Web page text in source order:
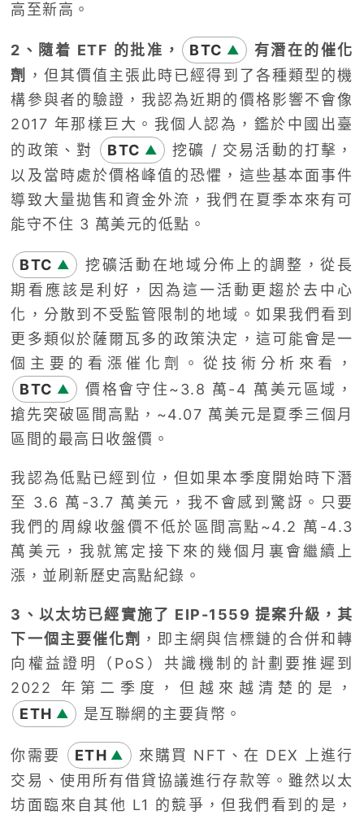
高至新高。
2、隨着 ETF 的批准， BTC ▲
有潛在的催化
劑
，但其價值主張此時已經得到了各種類型的機
構參與者的驗證，我認為近期的價格影響不會像
2017 年那樣巨大。我個人認為，鑑於中國出臺
的政策、對
BTC ▲
挖礦 / 交易活動的打擊，
以及當時處於價格峰值的恐懼，這些基本面事件
導致大量拋售和資金外流，我們在夏季本來有可
能守不住 3 萬美元的低點。
BTC ▲
挖礦活動在地域分佈上的調整，從長
期看應該是利好，因為這一活動更趨於去中心
化，分散到不受監管限制的地域。如果我們看到
更多類似於薩爾瓦多的政策決定，這可能會是一
個主要的看漲催化劑。從技術分析來看，
BTC ▲
價格會守住~3.8 萬-4 萬美元區域，
搶先突破區間高點，~4.07 萬美元是夏季三個月
區間的最高日收盤價。
我認為低點已經到位，但如果本季度開始時下潛
至 3.6 萬-3.7 萬美元，我不會感到驚訝。只要
我們的周線收盤價不低於區間高點~4.2 萬-4.3
萬美元，我就篤定接下來的幾個月裏會繼續上
漲，並刷新歷史高點紀錄。
3、以太坊已經實施了 EIP-1559 提案升級，其
下一個主要催化劑 ，即主網與信標鏈的合併和轉
向權益證明（PoS）共識機制的計劃要推遲到
2022 年第二季度，但越來越清楚的是，
ETH ▲ 是互聯網的主要貨幣。
你需要 ETH ▲
來購買 NFT、在 DEX 上進行
交易、使用所有借貸協議進行存款等。雖然以太
坊面臨來自其他 L1 的競爭，但我們看到的是，